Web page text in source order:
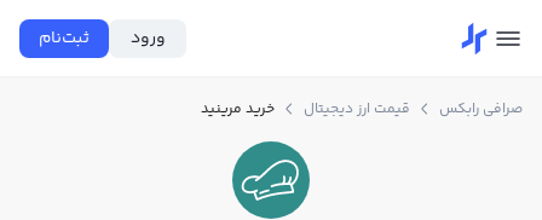
ورود ثبت‌نام
صرافی رابکس قیمت ارز دیجیتال خرید مرینید